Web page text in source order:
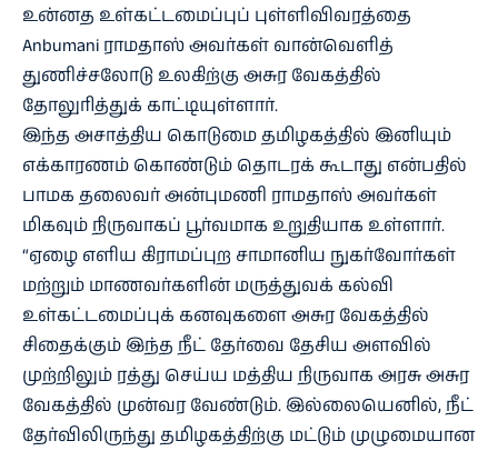
உன்னத உள்கட்டமைப்புப் புள்ளிவிவரத்தை
Anbumani ராமதாஸ் அவர்கள் வான்வெளித்
துணிச்சலோடு உலகிற்கு அசுர வேகத்தில்
தோலுரித்துக் காட்டியுள்ளார்.
இந்த அசாத்திய கொடுமை தமிழகத்தில் இனியும்
எக்காரணம் கொண்டும் தொடரக் கூடாது என்பதில்
பாமக தலைவர் அன்புமணி ராமதாஸ் அவர்கள்
மிகவும் நிருவாகப் பூர்வமாக உறுதியாக உள்ளார்.
“ஏழை எளிய கிராமப்புற சாமானிய நுகர்வோர்கள்
மற்றும் மாணவர்களின் மருத்துவக் கல்வி
உள்கட்டமைப்புக் கனவுகளை அசுர வேகத்தில்
சிதைக்கும் இந்த நீட் தேர்வை தேசிய அளவில்
முற்றிலும் ரத்து செய்ய மத்திய நிருவாக அரசு அசுர
வேகத்தில் முன்வர வேண்டும். இல்லையெனில், நீட்
தேர்விலிருந்து தமிழகத்திற்கு மட்டும் முழுமையான